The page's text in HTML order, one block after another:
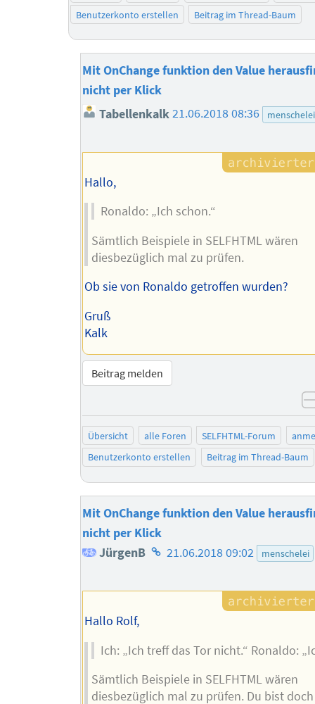
Benutzerkonto erstellen
Beitrag im Thread-Baum
Mit OnChange funktion den Value
nicht per Klick
Tabellenkalk21.06.2018 08:36 menschelei
Hallo,
Ronaldo: „Ich schon.“
Sämtlich Beispiele in SELFHTML wären
diesbezüglich mal zu prüfen.
Ob sie von Ronaldo getroffen wurden?
Gruß
Kalk
Beitrag melden
Übersicht alle Foren SELFHTML-Forum
Benutzerkonto erstellen
Beitrag im Thread-Baum
Mit OnChange funktion den Value
nicht per Klick
JürgenB Homepage
Autors
21.06.2018 09:02 menschelei
Hallo Rolf,
Ich: „Ich treff das Tor nicht.“ Ronaldo:
Sämtlich Beispiele in SELFHTML wären
diesbezüglich mal zu prüfen. Du bist